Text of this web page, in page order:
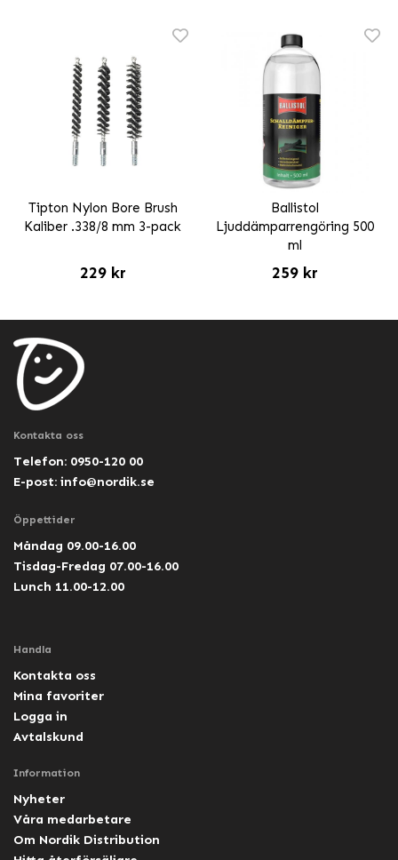
Tipton Nylon Bore Brush
Kaliber .338/8 mm 3-pack
229 kr
Ballistol
Ljuddämparrengöring 500
ml
259 kr
Kontakta oss
Telefon: 0950-120 00
E-post: info@nordik.se
Öppettider
Måndag 09.00-16.00
Tisdag-Fredag 07.00-16.00
Lunch 11.00-12.00
Handla
Kontakta oss
Mina favoriter
Logga in
Avtalskund
Information
Nyheter
Våra medarbetare
Om Nordik Distribution